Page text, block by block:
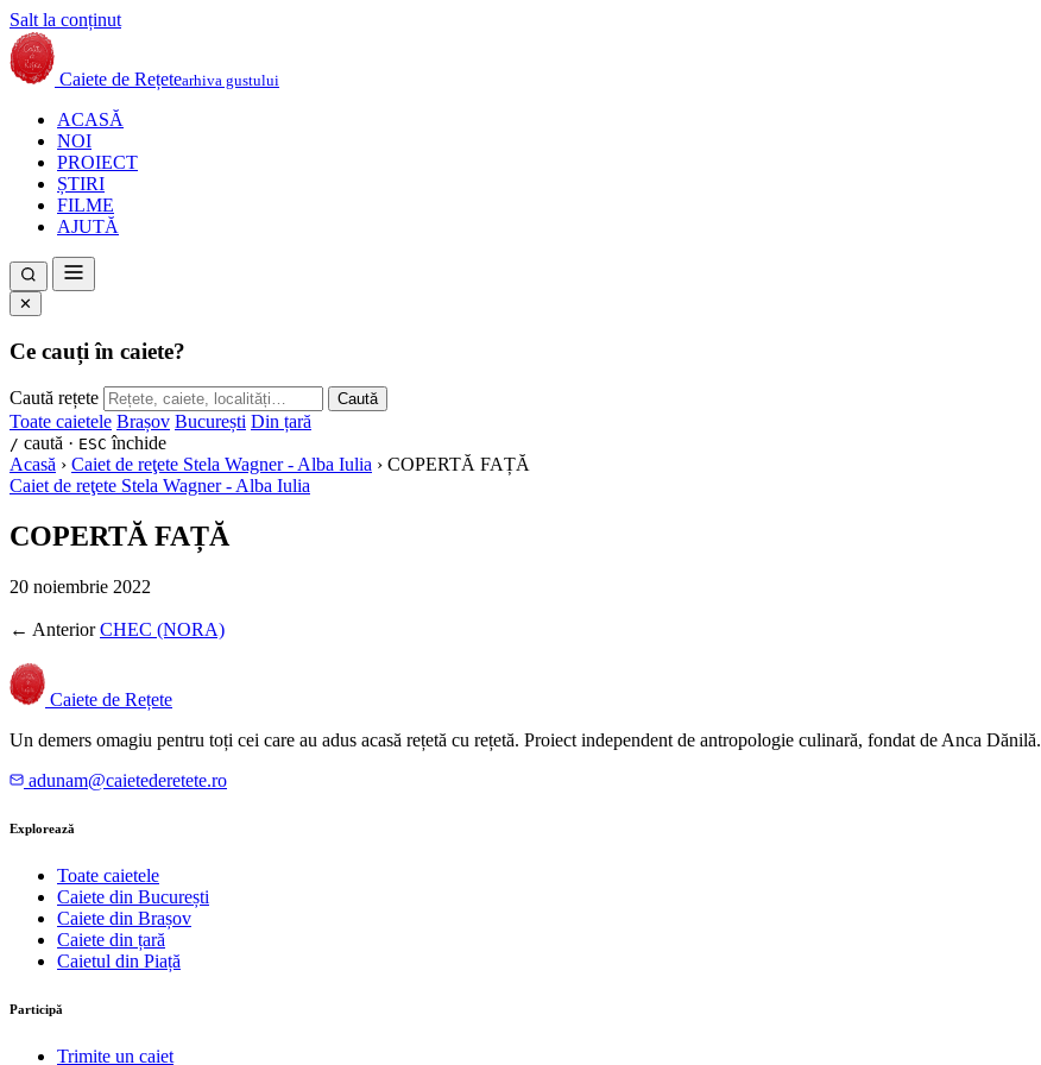
Salt la conținut
Caiete de Rețetearhiva gustului
ACASĂ
NOI
PROIECT
ȘTIRI
FILME
AJUTĂ
✕
Ce cauți în caiete?
Caută rețete Caută
Toate caietele Brașov București Din țară
/ caută · ESC închide
Acasă › Caiet de reţete Stela Wagner - Alba Iulia › COPERTĂ FAȚĂ
Caiet de reţete Stela Wagner - Alba Iulia
COPERTĂ FAȚĂ
20 noiembrie 2022
← Anterior CHEC (NORA)
Caiete de Rețete
Un demers omagiu pentru toți cei care au adus acasă rețetă cu rețetă. Proiect independent de antropologie culinară, fondat de Anca Dănilă.
adunam@caietederetete.ro
Explorează
Toate caietele
Caiete din București
Caiete din Brașov
Caiete din țară
Caietul din Piață
Participă
Trimite un caiet